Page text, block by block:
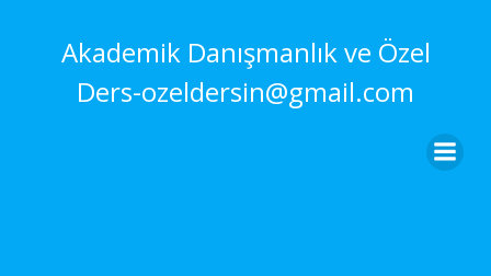
Akademik Danışmanlık ve Özel
Ders-ozeldersin@gmail.com